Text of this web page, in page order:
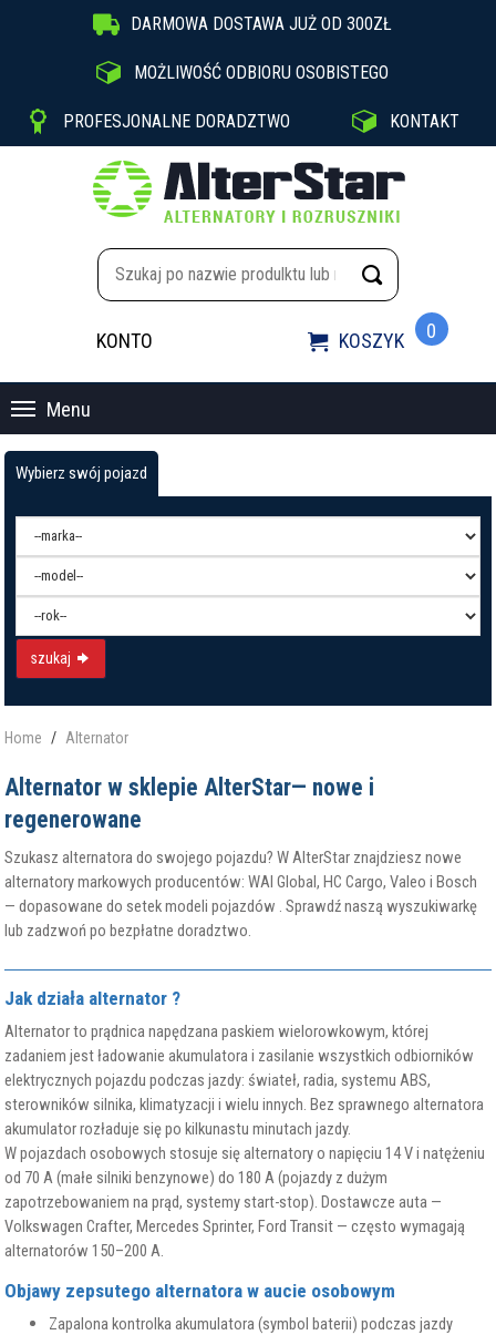
 DARMOWA DOSTAWA JUŻ OD 300ZŁ
 MOŻLIWOŚĆ ODBIORU OSOBISTEGO
 PROFESJONALNE DORADZTWO  KONTAKT
KONTO  KOSZYK 0
Menu
Wybierz swój pojazd
szukaj
Home Alternator
Alternator w sklepie AlterStar— nowe i
regenerowane
Szukasz alternatora do swojego pojazdu? W AlterStar znajdziesz nowe
alternatory markowych producentów: WAI Global, HC Cargo, Valeo i Bosch
— dopasowane do setek modeli pojazdów . Sprawdź naszą wyszukiwarkę
lub zadzwoń po bezpłatne doradztwo.
Jak działa alternator ?
Alternator to prądnica napędzana paskiem wielorowkowym, której
zadaniem jest ładowanie akumulatora i zasilanie wszystkich odbiorników
elektrycznych pojazdu podczas jazdy: świateł, radia, systemu ABS,
sterowników silnika, klimatyzacji i wielu innych. Bez sprawnego alternatora
akumulator rozładuje się po kilkunastu minutach jazdy.
W pojazdach osobowych stosuje się alternatory o napięciu 14 V i natężeniu
od 70 A (małe silniki benzynowe) do 180 A (pojazdy z dużym
zapotrzebowaniem na prąd, systemy start-stop). Dostawcze auta —
Volkswagen Crafter, Mercedes Sprinter, Ford Transit — często wymagają
alternatorów 150–200 A.
Objawy zepsutego alternatora w aucie osobowym
Zapalona kontrolka akumulatora (symbol baterii) podczas jazdy